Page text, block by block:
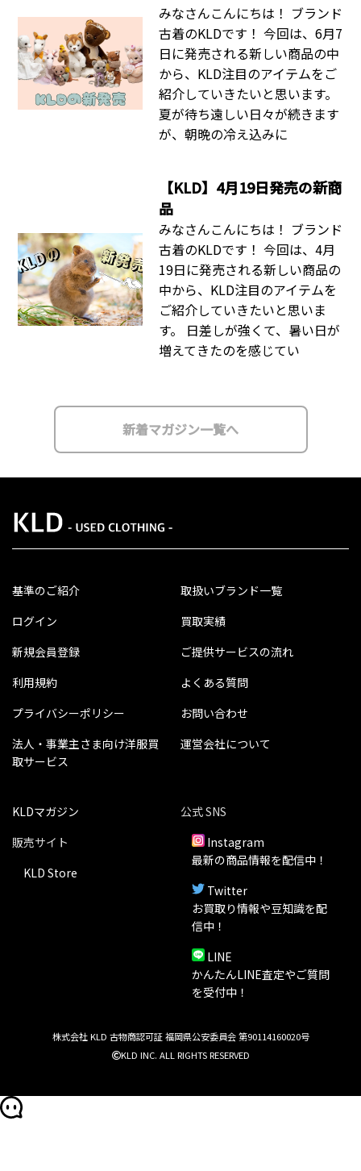
みなさんこんにちは！ ブランド
古着のKLDです！ 今回は、6月7
日に発売される新しい商品の中
から、KLD注目のアイテムをご
紹介していきたいと思います。
夏が待ち遠しい日々が続きます
が、朝晩の冷え込みに
【KLD】4月19日発売の新商
品
みなさんこんにちは！ ブランド
古着のKLDです！ 今回は、4月
19日に発売される新しい商品の
中から、KLD注目のアイテムを
ご紹介していきたいと思いま
す。 日差しが強くて、暑い日が
増えてきたのを感じてい
新着マガジン一覧へ
基準のご紹介
ログイン
新規会員登録
利用規約
プライバシーポリシー
法人・事業主さま向け洋服買
取サービス
取扱いブランド一覧
買取実績
ご提供サービスの流れ
よくある質問
お問い合わせ
運営会社について
KLDマガジン
販売サイト
KLD Store
公式 SNS
Instagram
最新の商品情報を配信中！
Twitter
お買取り情報や豆知識を配
信中！
LINE
かんたんLINE査定やご質問
を受付中！
株式会社 KLD 古物商認可証 福岡県公安委員会 第90114160020号
KLD INC. ALL RIGHTS RESERVED